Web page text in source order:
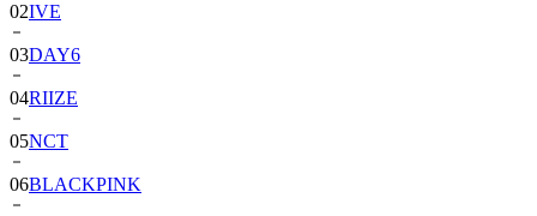
02IVE
03DAY6
04RIIZE
05NCT
06BLACKPINK